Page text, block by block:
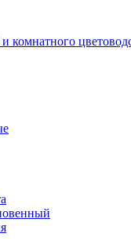
комнатного